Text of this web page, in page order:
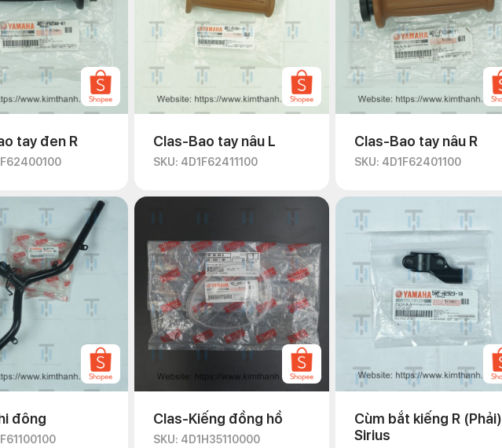
tay đen R Clas-Bao tay nâu L
SKU: 4D1F62411100
Clas-Bao tay nâu R
SKU: 4D1F62401100
đông Clas-Kiếng đồng hồ
SKU: 4D1H35110000
Cùm bắt kiếng R (Phải)
Sirius